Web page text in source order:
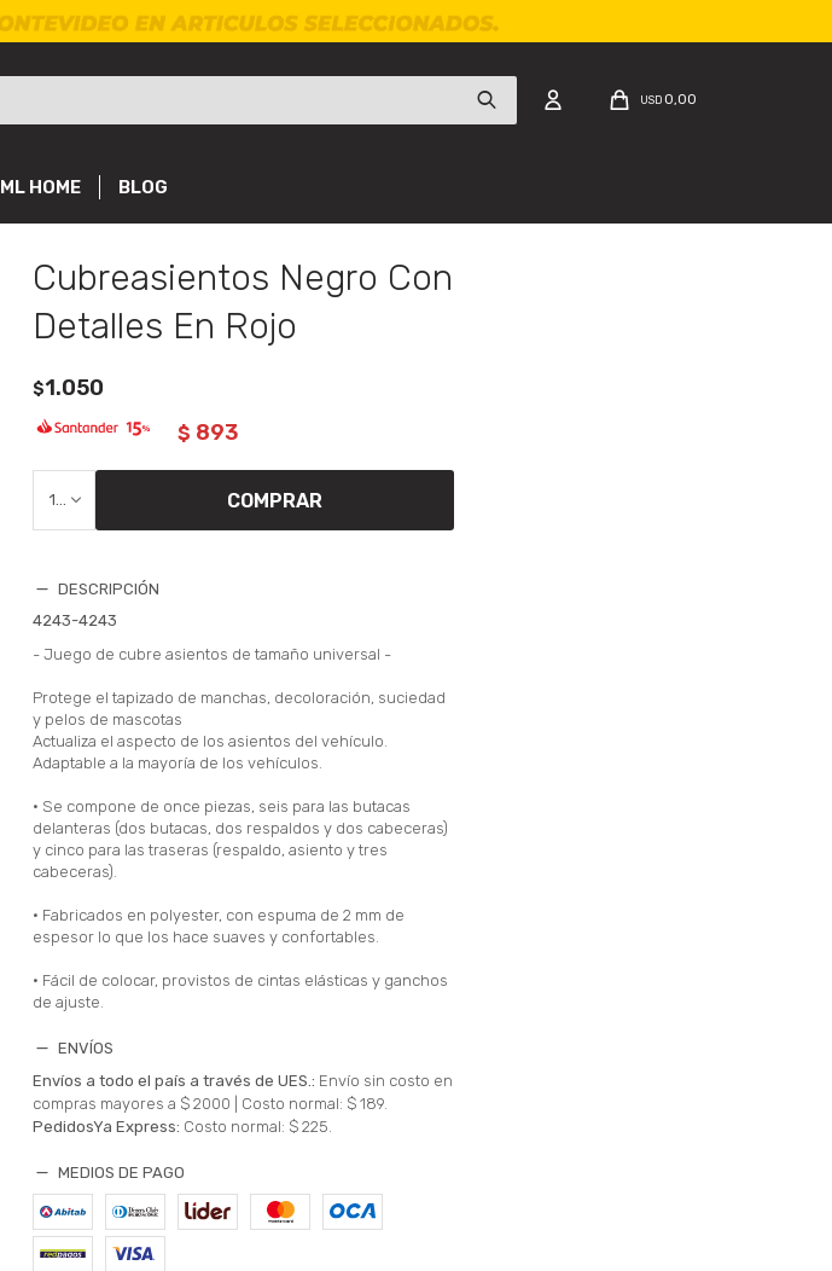
ML HOME BLOG
USD 0,00
Cubreasientos Negro Con
Detalles En Rojo
$1.050
$ 893
COMPRAR
DESCRIPCIÓN
4243-4243
- Juego de cubre asientos de tamaño universal -
Protege el tapizado de manchas, decoloración, suciedad
y pelos de mascotas
Actualiza el aspecto de los asientos del vehículo.
Adaptable a la mayoría de los vehículos.
• Se compone de once piezas, seis para las butacas
delanteras (dos butacas, dos respaldos y dos cabeceras)
y cinco para las traseras (respaldo, asiento y tres
cabeceras).
• Fabricados en polyester, con espuma de 2 mm de
espesor lo que los hace suaves y confortables.
• Fácil de colocar, provistos de cintas elásticas y ganchos
de ajuste.
ENVÍOS
Envíos a todo el país a través de UES.: Envío sin costo en
compras mayores a $ 2000 | Costo normal: $ 189.
PedidosYa Express: Costo normal: $ 225.
MEDIOS DE PAGO